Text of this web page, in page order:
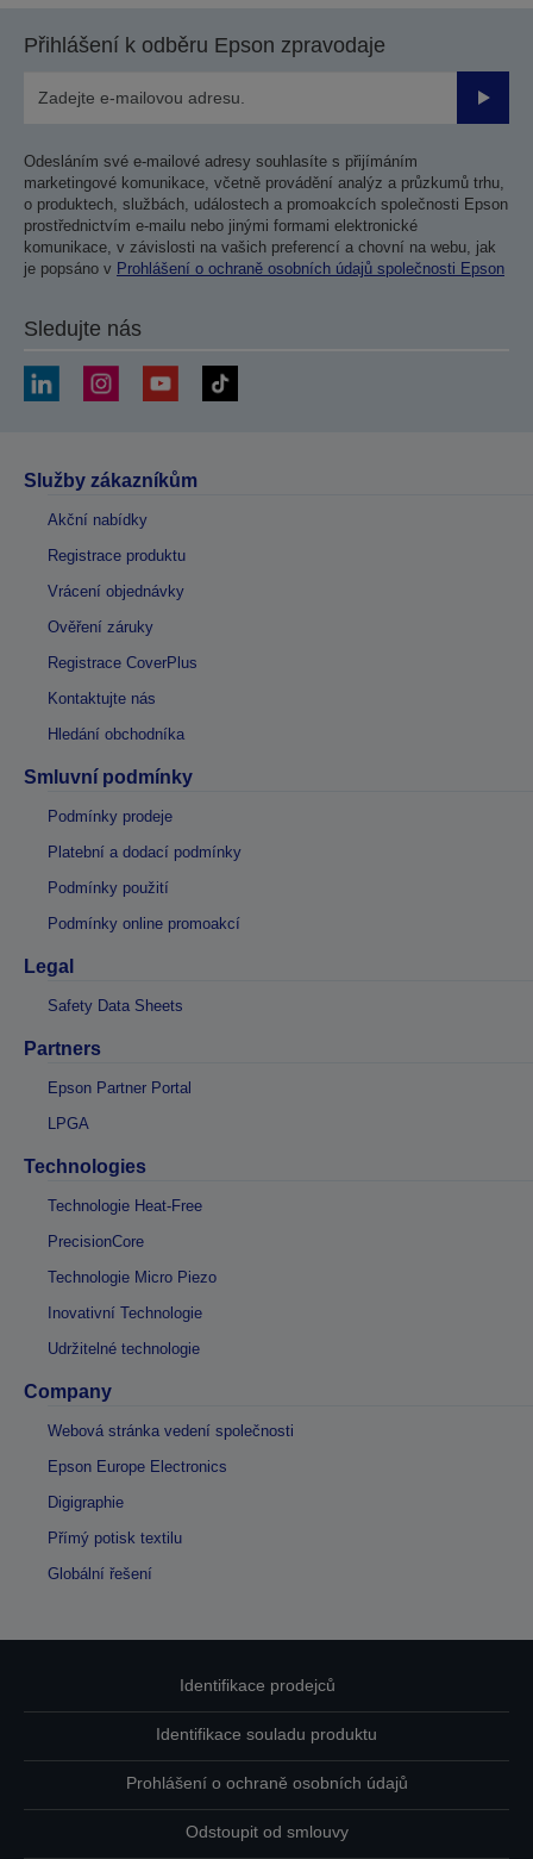
Přihlášení k odběru Epson zpravodaje
Odesláním své e-mailové adresy souhlasíte s přijímáním
marketingové komunikace, včetně provádění analýz a průzkumů trhu,
o produktech, službách, událostech a promoakcích společnosti Epson
prostřednictvím e-mailu nebo jinými formami elektronické
komunikace, v závislosti na vašich preferencí a chovní na webu, jak
je popsáno v Prohlášení o ochraně osobních údajů společnosti Epson
Sledujte nás
Služby zákazníkům
Akční nabídky
Registrace produktu
Vrácení objednávky
Ověření záruky
Registrace CoverPlus
Kontaktujte nás
Hledání obchodníka
Smluvní podmínky
Podmínky prodeje
Platební a dodací podmínky
Podmínky použití
Podmínky online promoakcí
Legal
Safety Data Sheets
Partners
Epson Partner Portal
LPGA
Technologies
Technologie Heat-Free
PrecisionCore
Technologie Micro Piezo
Inovativní Technologie
Udržitelné technologie
Company
Webová stránka vedení společnosti
Epson Europe Electronics
Digigraphie
Přímý potisk textilu
Globální řešení
Identifikace prodejců
Identifikace souladu produktu
Prohlášení o ochraně osobních údajů
Odstoupit od smlouvy